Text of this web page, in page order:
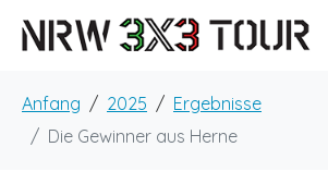
Anfang 2025
Ergebnisse
Die Gewinner aus Herne